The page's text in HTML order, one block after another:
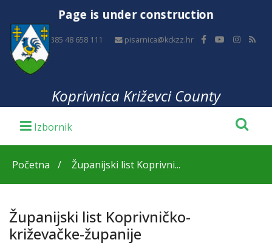
Page is under construction
+385 48 658 111 pisarnica@kckzz.hr
Koprivnica Križevci County
Početna Županijski list Koprivni...
Županijski list Koprivničko-
križevačke-županije